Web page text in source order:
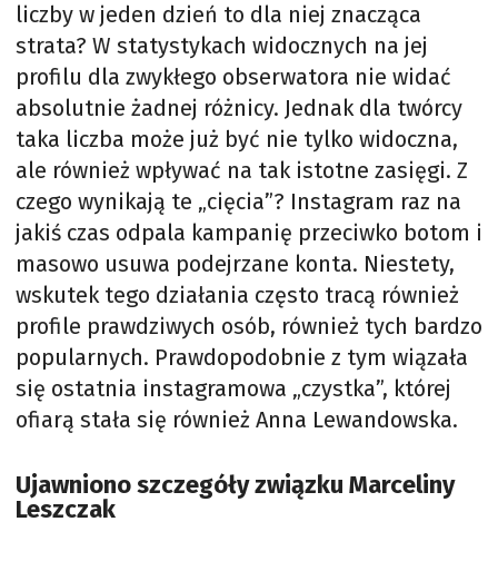
liczby w jeden dzień to dla niej znacząca
strata? W statystykach widocznych na jej
profilu dla zwykłego obserwatora nie widać
absolutnie żadnej różnicy. Jednak dla twórcy
taka liczba może już być nie tylko widoczna,
ale również wpływać na tak istotne zasięgi. Z
czego wynikają te „cięcia”? Instagram raz na
jakiś czas odpala kampanię przeciwko botom i
masowo usuwa podejrzane konta. Niestety,
wskutek tego działania często tracą również
profile prawdziwych osób, również tych bardzo
popularnych. Prawdopodobnie z tym wiązała
się ostatnia instagramowa „czystka”, której
ofiarą stała się również Anna Lewandowska.
Ujawniono szczegóły związku Marceliny
Leszczak